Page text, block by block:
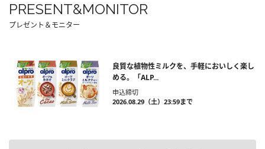
PRESENT&MONITOR
プレゼント＆モニター
良質な植物性ミルクを、手軽においしく楽し
める。「ALP...
申込締切
2026.08.29（土）23:59まで